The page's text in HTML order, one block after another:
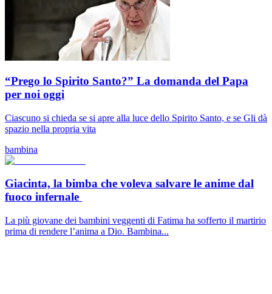
“Prego lo Spirito Santo?” La domanda del Papa
per noi oggi
Ciascuno si chieda se si apre alla luce dello Spirito Santo, e se Gli dà
spazio nella propria vita
bambina
Giacinta, la bimba che voleva salvare le anime dal
fuoco infernale
La più giovane dei bambini veggenti di Fatima ha sofferto il martirio
prima di rendere l’anima a Dio. Bambina...